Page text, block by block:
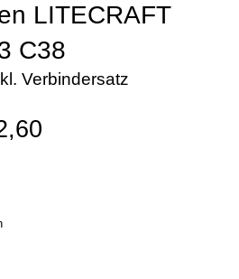
LITECRAFT
C38
Verbindersatz